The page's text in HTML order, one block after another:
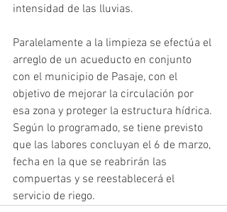
intensidad de las lluvias.
Paralelamente a la limpieza se efectúa el
arreglo de un acueducto en conjunto
con el municipio de Pasaje, con el
objetivo de mejorar la circulación por
esa zona y proteger la estructura hídrica.
Según lo programado, se tiene previsto
que las labores concluyan el 6 de marzo,
fecha en la que se reabrirán las
compuertas y se reestablecerá el
servicio de riego.